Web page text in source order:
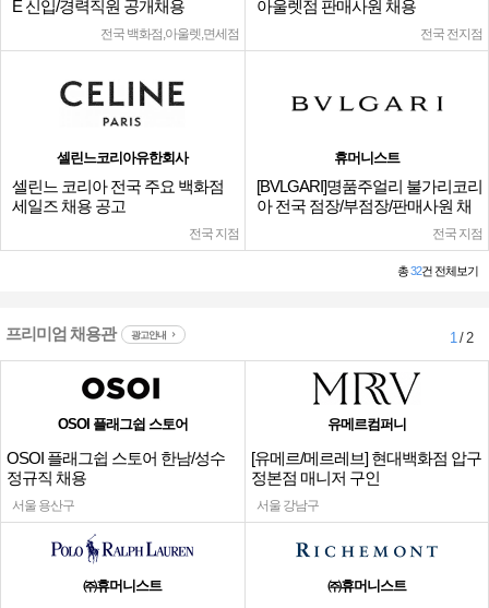
E 신입/경력직원 공개채용
전국 백화점,아울렛,면세점
아울렛점 판매사원 채용
전국 전지점
셀린느코리아유한회사
셀린느 코리아 전국 주요 백화점
세일즈 채용 공고
전국 지점
휴머니스트
[BVLGARI]명품주얼리 불가리코리
아 전국 점장/부점장/판매사원 채
전국 지점
총32건 전체보기
프리미엄 채용관 광고안내 1/ 2
OSOI 플래그쉽 스토어
OSOI 플래그쉽 스토어 한남/성수
정규직 채용
서울 용산구
유메르컴퍼니
[유메르/메르레브] 현대백화점 압구
정본점 매니저 구인
서울 강남구
㈜휴머니스트 ㈜휴머니스트